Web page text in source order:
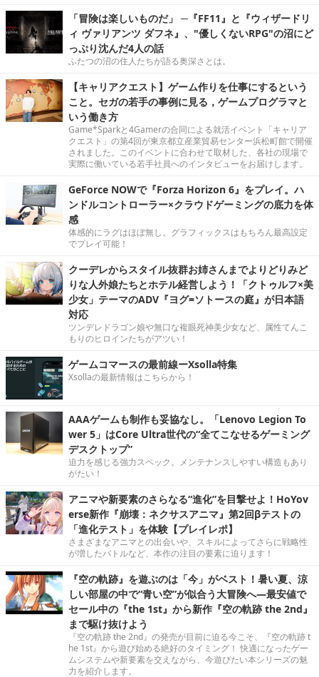
「冒険は楽しいものだ」 ─『FF11』と『ウィザードリ
ィ ヴァリアンツ ダフネ』、"優しくないRPG"の沼にど
っぷり沈んだ4人の話
ふたつの沼の住人たちが語る奥深さとは。
【キャリアクエスト】ゲーム作りを仕事にするという
こと。セガの若手の事例に見る，ゲームプログラマと
いう働き方
Game*Sparkと4Gamerの合同による就活イベント「キャリア
クエスト」の第4回が東京都立産業貿易センター浜松町館で開催
されました。このイベントに合わせて取材した、各社の現場で
実際に働いている若手社員へのインタビューをお届けします。
GeForce NOWで『Forza Horizon 6』をプレイ。ハ
ンドルコントローラー×クラウドゲーミングの底力を体
感
体感的にラグはほぼ無し。グラフィックスはもちろん最高設定
でプレイ可能！
クーデレからスタイル抜群お姉さんまでよりどりみど
りな人外娘たちとホテル経営しよう！「クトゥルフ×美
少女」テーマのADV『ヨグ=ソトースの庭』が日本語
対応
ツンデレドラゴン娘や無口な複眼死神美少女など、属性てんこ
もりのヒロインたちがアツい！
ゲームコマースの最前線ーXsolla特集
Xsollaの最新情報はこちらから！
AAAゲームも制作も妥協なし。「Lenovo Legion To
wer 5」はCore Ultra世代の“全てこなせるゲーミング
デスクトップ”
迫力を感じる強力スペック。メンテナンスしやすい構造もあり
がたい！
アニマや新要素のさらなる“進化”を目撃せよ！HoYov
erse新作『崩壊：ネクサスアニマ』第2回βテストの
「進化テスト」を体験【プレイレポ】
さまざまなアニマとの出会いや、スキルによってさらに戦略性
が増したバトルなど、本作の注目の要素に迫ります！
『空の軌跡』を遊ぶのは「今」がベスト！暑い夏、涼
しい部屋の中で“青い空”が似合う大冒険へ―最安値で
セール中の『the 1st』から新作『空の軌跡 the 2nd』
まで駆け抜けよう
『空の軌跡 the 2nd』の発売が目前に迫る今こそ、『空の軌跡 t
he 1st』から遊び始める絶好のタイミング！ 快適になったゲー
ムシステムや新要素を交えながら、今遊びたい本シリーズの魅
力を紹介します。